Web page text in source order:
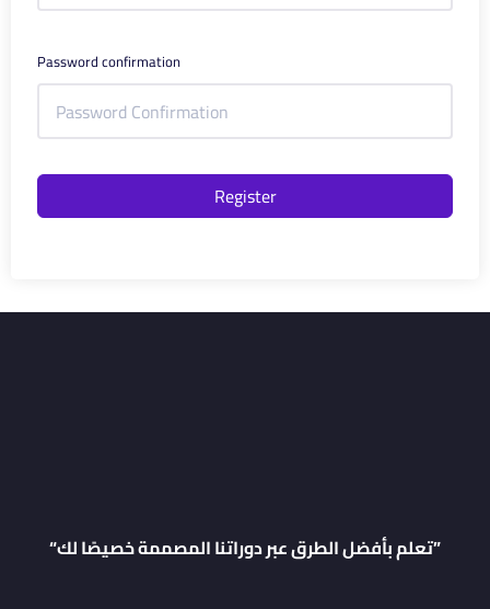
Password confirmation
Register
“تعلم بأفضل الطرق عبر دوراتنا المصممة خصيصًا لك”